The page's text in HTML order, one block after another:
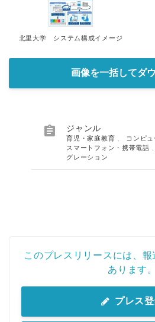
北里大学 システム構成イメージ
画像を一括してダ
 ジャンル
育児・家庭教育 コンピ
スマートフォン・携帯電話
グレーション
このプレスリリースには、
あります。
プレス